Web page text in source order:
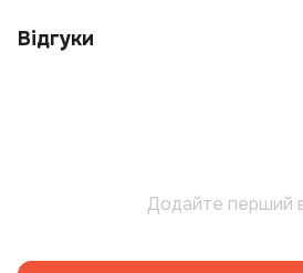
Відгуки
Додайте перший